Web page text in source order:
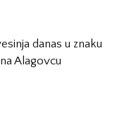
danas u znaku
Alagovcu